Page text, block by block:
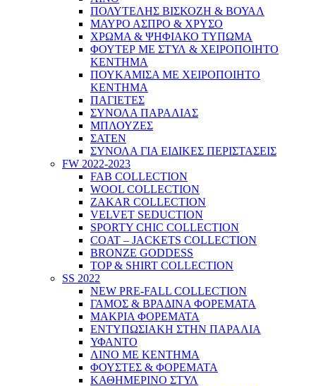
ΠΟΛΥΤΕΛΗΣ ΒΙΣΚΟΖΗ & ΒΟΥΑΛ
ΜΑΥΡΟ ΑΣΠΡΟ & ΧΡΥΣΟ
ΧΡΩΜΑ & ΨΗΦΙΑΚΟ ΤΥΠΩΜΑ
ΦΟΥΤΕΡ ΜΕ ΣΤΥΛ & ΧΕΙΡΟΠΟΙΗΤΟ
ΚΕΝΤΗΜΑ
ΠΟΥΚΑΜΙΣΑ ΜΕ ΧΕΙΡΟΠΟΙΗΤΟ
ΚΕΝΤΗΜΑ
ΠΑΓΙΕΤΕΣ
ΣΥΝΟΛΑ ΠΑΡΑΛΙΑΣ
ΜΠΛΟΥΖΕΣ
ΣΑΤΕΝ
ΣΥΝΟΛΑ ΓΙΑ ΕΙΔΙΚΕΣ ΠΕΡΙΣΤΑΣΕΙΣ
FW 2022-2023
FAB COLLECTION
WOOL COLLECTION
ZAKAR COLLECTION
VELVET SEDUCTION
SPORTY CHIC COLLECTION
COAT – JACKETS COLLECTION
BRONZE GODDESS
TOP & SHIRT COLLECTION
SS 2022
NEW PRE-FALL COLLECTION
ΓΑΜΟΣ & ΒΡΑΔΙΝΑ ΦΟΡΕΜΑΤΑ
ΜΑΚΡΙΑ ΦΟΡΕΜΑΤΑ
ΕΝΤΥΠΩΣΙΑΚΗ ΣΤΗΝ ΠΑΡΑΛΙΑ
ΥΦΑΝΤΟ
ΛΙΝΟ ΜΕ ΚΕΝΤΗΜΑ
ΦΟΥΣΤΕΣ & ΦΟΡΕΜΑΤΑ
ΚΑΘΗΜΕΡΙΝΟ ΣΤΥΛ